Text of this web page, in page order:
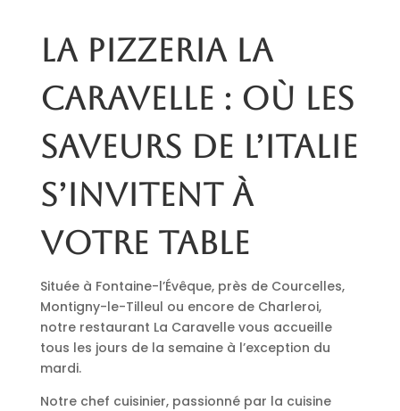
La pizzeria La
Caravelle : où les
saveurs de l’Italie
s’invitent à
votre table
Située à Fontaine-l’Évêque, près de Courcelles,
Montigny-le-Tilleul ou encore de Charleroi,
notre restaurant La Caravelle vous accueille
tous les jours de la semaine à l’exception du
mardi.
Notre chef cuisinier, passionné par la cuisine